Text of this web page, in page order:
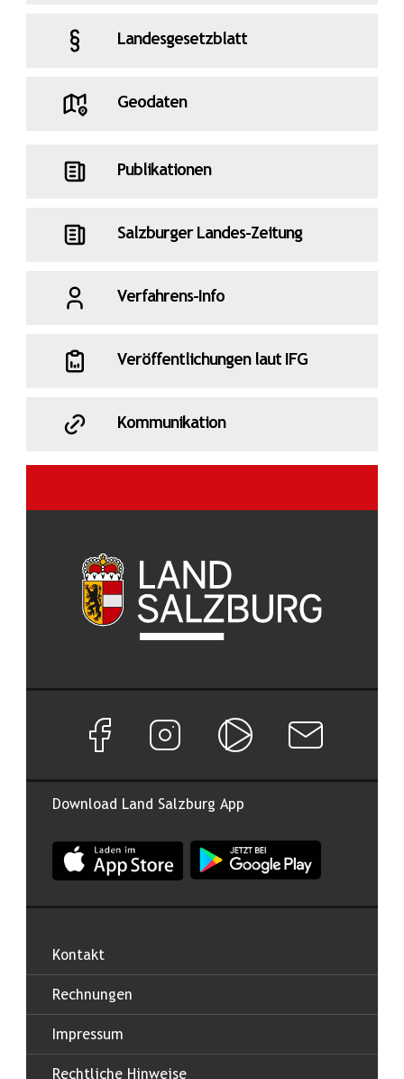
Landesgesetzblatt
Geodaten
Publikationen
Salzburger Landes-Zeitung
Verfahrens-Info
Veröffentlichungen laut IFG
Kommunikation
Download Land Salzburg App
App Land Salzburg im Apple App Store
App Land Salzburg im
Facebook Seite von Land Salzburg
Instagram Seite von Land Salzburg
Salzburg ONNewsletter
Kontakt
Rechnungen
Impressum
Rechtliche Hinweise